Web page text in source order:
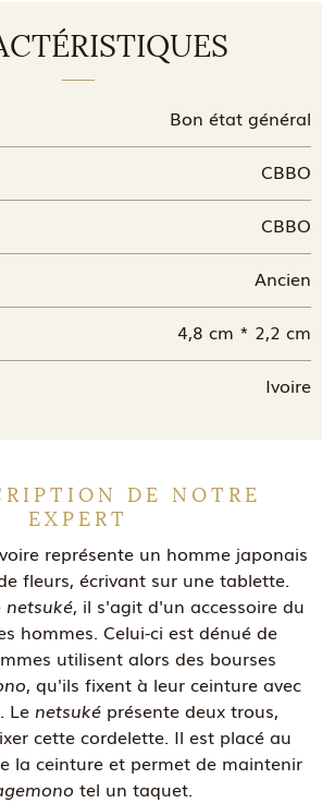
Bon état général
CBBO
CBBO
Ancien
4,8 cm * 2,2 cm
Ivoire
DE NOTRE
EXPERT
représente un homme japonais
fleurs, écrivant sur une tablette.
netsuké, il s'agit d'un accessoire du
hommes. Celui-ci est dénué de
utilisent alors des bourses
, qu'ils fixent à leur ceinture avec
Le netsuképrésente deux trous,
cette cordelette. Il est placé au
la ceinture et permet de maintenir
tel un taquet.